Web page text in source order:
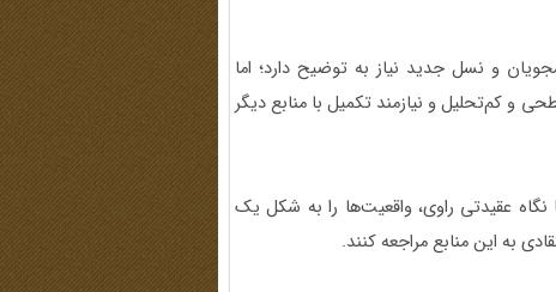
و نسل جدید نیاز به توضیح دارد؛ اما
کم‌تحلیل و نیازمند تکمیل با منابع دیگر
نگاه عقیدتی راوی، واقعیت‌ها را به شکل یک
به این منابع مراجعه کنند.